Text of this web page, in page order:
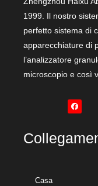
1999. Il nostro
perfetto sistema di
apparecchiature di
l’analizzatore
microscopio e così
Casa